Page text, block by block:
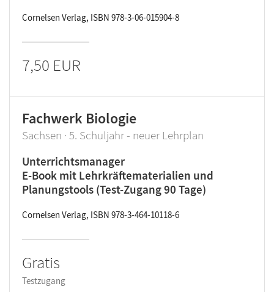
Cornelsen Verlag, ISBN 978-3-06-015904-8
7,50 EUR
Fachwerk Biologie
Sachsen · 5. Schuljahr - neuer Lehrplan
Unterrichtsmanager
E-Book mit Lehrkräftematerialien und
Planungstools (Test-Zugang 90 Tage)
Cornelsen Verlag, ISBN 978-3-464-10118-6
Gratis
Testzugang